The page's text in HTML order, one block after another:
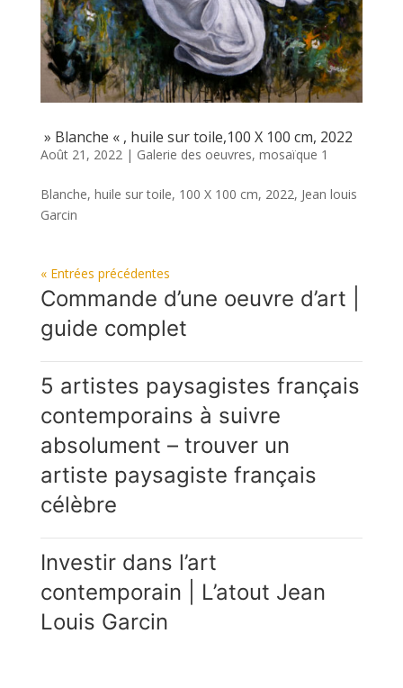
» Blanche « , huile sur toile,100 X 100 cm, 2022
Août 21, 2022| Galerie des oeuvres, mosaïque 1
Blanche, huile sur toile, 100 X 100 cm, 2022, Jean louis
Garcin
« Entrées précédentes
Commande d’une oeuvre d’art |
guide complet
5 artistes paysagistes français
contemporains à suivre
absolument – trouver un
artiste paysagiste français
célèbre
Investir dans l’art
contemporain | L’atout Jean
Louis Garcin